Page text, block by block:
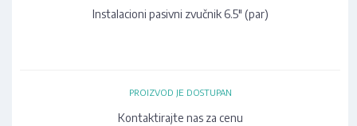
Instalacioni pasivni zvučnik 6.5" (par)
PROIZVOD JE DOSTUPAN
Kontaktirajte nas za cenu